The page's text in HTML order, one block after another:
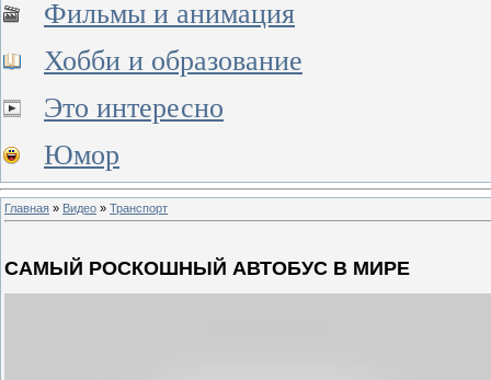
Фильмы и анимация
Хобби и образование
Это интересно
Юмор
Главная » Видео » Транспорт
САМЫЙ РОСКОШНЫЙ АВТОБУС В МИРЕ